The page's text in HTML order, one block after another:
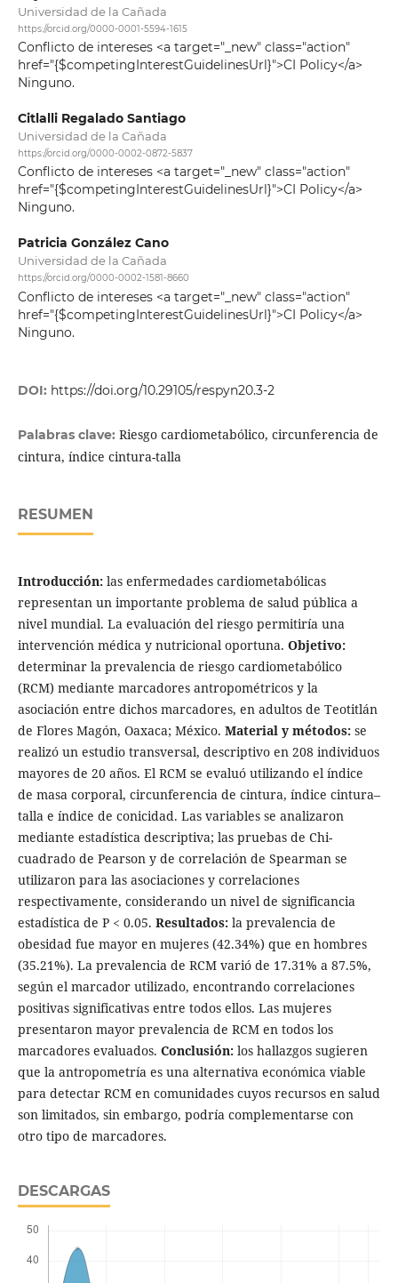
Universidad de la Cañada
https://orcid.org/0000-0001-5594-1615
Conflicto de intereses <a target="_new" class="action"
href="{$competingInterestGuidelinesUrl}">CI Policy</a>
Ninguno.
Citlalli Regalado Santiago
Universidad de la Cañada
https://orcid.org/0000-0002-0872-5837
Conflicto de intereses <a target="_new" class="action"
href="{$competingInterestGuidelinesUrl}">CI Policy</a>
Ninguno.
Patricia González Cano
Universidad de la Cañada
https://orcid.org/0000-0002-1581-8660
Conflicto de intereses <a target="_new" class="action"
href="{$competingInterestGuidelinesUrl}">CI Policy</a>
Ninguno.
DOI: https://doi.org/10.29105/respyn20.3-2
Palabras clave: Riesgo cardiometabólico, circunferencia de
cintura, índice cintura-talla
RESUMEN
Introducción:las enfermedades cardiometabólicas
representan un importante problema de salud pública a
nivel mundial. La evaluación del riesgo permitiría una
intervención médica y nutricional oportuna. Objetivo:
determinar la prevalencia de riesgo cardiometabólico
(RCM) mediante marcadores antropométricos y la
asociación entre dichos marcadores, en adultos de Teotitlán
de Flores Magón, Oaxaca; México. Material y métodos:se
realizó un estudio transversal, descriptivo en 208 individuos
mayores de 20 años. El RCM se evaluó utilizando el índice
de masa corporal, circunferencia de cintura, índice cintura–
talla e índice de conicidad. Las variables se analizaron
mediante estadística descriptiva; las pruebas de Chi-
cuadrado de Pearson y de correlación de Spearman se
utilizaron para las asociaciones y correlaciones
respectivamente, considerando un nivel de significancia
estadística de P < 0.05. Resultados:la prevalencia de
obesidad fue mayor en mujeres (42.34%) que en hombres
(35.21%). La prevalencia de RCM varió de 17.31% a 87.5%,
según el marcador utilizado, encontrando correlaciones
positivas significativas entre todos ellos. Las mujeres
presentaron mayor prevalencia de RCM en todos los
marcadores evaluados. Conclusión:los hallazgos sugieren
que la antropometría es una alternativa económica viable
para detectar RCM en comunidades cuyos recursos en salud
son limitados, sin embargo, podría complementarse con
otro tipo de marcadores.
DESCARGAS